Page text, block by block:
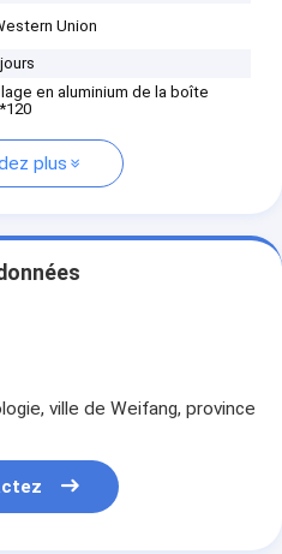
Union
en aluminium de la boîte
plus
ville de Weifang, province